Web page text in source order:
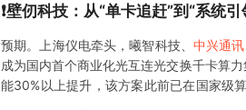
❗️壁仞科技：从“单卡追赶”到“系统
预期。上海仪电牵头，曦智科技、 中兴通讯
成为国内首个商业化光互连光交换千卡算
能30%以上提升，该方案此前已在国家级